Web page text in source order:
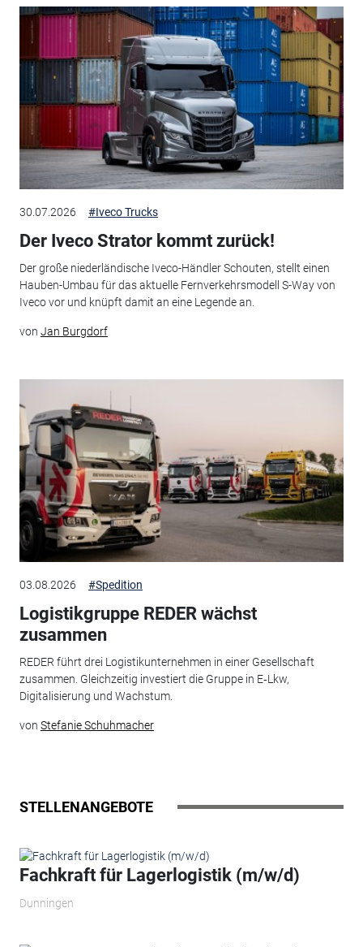
30.07.2026 #Iveco Trucks
Der Iveco Strator kommt zurück!
Der große niederländische Iveco-Händler Schouten, stellt einen
Hauben-Umbau für das aktuelle Fernverkehrsmodell S-Way von
Iveco vor und knüpft damit an eine Legende an.
von Jan Burgdorf
03.08.2026 #Spedition
Logistikgruppe REDER wächst
zusammen
REDER führt drei Logistikunternehmen in einer Gesellschaft
zusammen. Gleichzeitig investiert die Gruppe in E‑Lkw,
Digitalisierung und Wachstum.
von Stefanie Schuhmacher
STELLENANGEBOTE
Fachkraft für Lagerlogistik (m/w/d)
Dunningen